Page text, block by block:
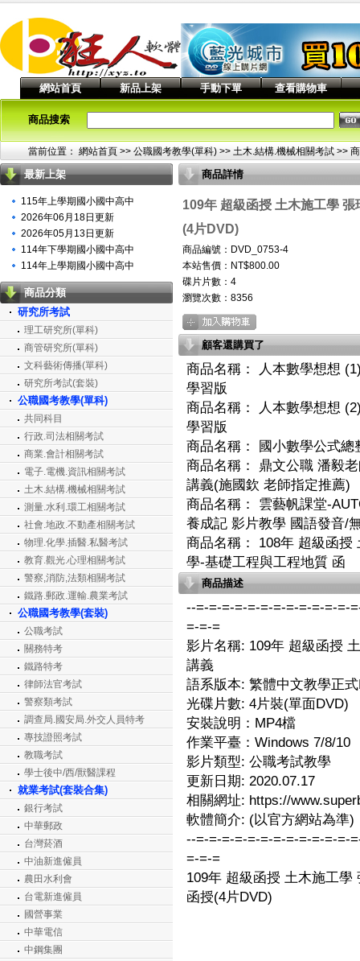
網站首頁 新品上架 手動下單 查看購物車
商品搜索
當前位置： 網站首頁 >> 公職國考教學(單科) >> 土木.結構.機械相關考試 >>
最新上架
115年上學期國小國中高中
2026年06月18日更新
2026年05月13日更新
114年下學期國小國中高中
114年上學期國小國中高中
商品分類
研究所考試
理工研究所(單科)
商管研究所(單科)
文科藝術傳播(單科)
研究所考試(套裝)
公職國考教學(單科)
共同科目
行政.司法相關考試
商業.會計相關考試
電子.電機.資訊相關考試
土木.結構.機械相關考試
測量.水利.環工相關考試
社會.地政.不動產相關考試
物理.化學.插醫.私醫考試
教育.觀光.心理相關考試
警察,消防,法類相關考試
鐵路.郵政.運輸.農業考試
公職國考教學(套裝)
公職考試
關務特考
鐵路特考
律師法官考試
警察類考試
調查局.國安局.外交人員特考
專技證照考試
教職考試
學士後中/西/獸醫課程
就業考試(套裝合集)
銀行考試
中華郵政
台灣菸酒
中油新進僱員
農田水利會
台電新進僱員
國營事業
中華電信
中鋼集團
商品詳情
109年 超級函授 土木施工學
(4片DVD)
商品編號：DVD_0753-4
本站售價：NT$800.00
碟片片數：4
瀏覽次數： 8356
顧客還購買了
商品名稱：
人本數學想想
學習版
商品名稱：
人本數學想想
學習版
商品名稱：
國小數學公式總
商品名稱：
鼎文公職 潘毅
講義(施國欽 老師指定推薦)
商品名稱：
雲藝帆課堂-
養成記 影片教學 國語發音/
商品名稱：
108年 超級函授
學-基礎工程與工程地質 函
商品描述
--=-=-=-=-=-=-=-=-=-=-=-=-
=-=-=
影片名稱: 109年 超級函授
講義
語系版本: 繁體中文教學正
光碟片數: 4片裝(單面DVD)
安裝說明：MP4檔
作業平臺：Windows 7/8/10
影片類型: 公職考試教學
更新日期: 2020.07.17
相關網址: https://
軟體簡介: (以官方網站為準)
--=-=-=-=-=-=-=-=-=-=-=-=-
=-=-=
109年 超級函授 土木施工學
函授(4片DVD)